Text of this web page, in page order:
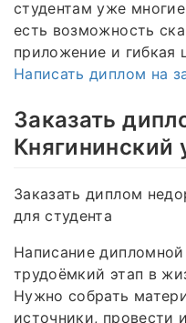
студентам уже
есть возможность
приложение и гибкая
Написать диплом на
Заказать
Княгининский
Заказать диплом
для студента
Написание
трудоёмкий этап в
Нужно собрать
источники, провести